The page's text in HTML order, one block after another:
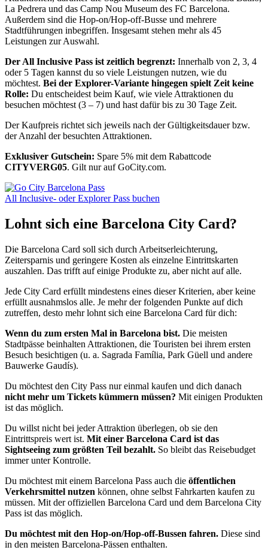
La Pedrera und das Camp Nou Museum des FC Barcelona.
Außerdem sind die Hop-on/Hop-off-Busse und mehrere
Stadtführungen inbegriffen. Insgesamt stehen mehr als 45
Leistungen zur Auswahl.
Der All Inclusive Pass ist zeitlich begrenzt: Innerhalb von 2, 3, 4
oder 5 Tagen kannst du so viele Leistungen nutzen, wie du
möchtest. Bei der Explorer-Variante hingegen spielt Zeit keine
Rolle: Du entscheidest beim Kauf, wie viele Attraktionen du
besuchen möchtest (3 – 7) und hast dafür bis zu 30 Tage Zeit.
Der Kaufpreis richtet sich jeweils nach der Gültigkeitsdauer bzw.
der Anzahl der besuchten Attraktionen.
Exklusiver Gutschein: Spare 5% mit dem Rabattcode
CITYVERG05. Gilt nur auf GoCity.com.
All Inclusive- oder Explorer Pass buchen
Lohnt sich eine Barcelona City Card?
Die Barcelona Card soll sich durch Arbeitserleichterung,
Zeitersparnis und geringere Kosten als einzelne Eintrittskarten
auszahlen. Das trifft auf einige Produkte zu, aber nicht auf alle.
Jede City Card erfüllt mindestens eines dieser Kriterien, aber keine
erfüllt ausnahmslos alle. Je mehr der folgenden Punkte auf dich
zutreffen, desto mehr lohnt sich eine Barcelona Card für dich:
Wenn du zum ersten Mal in Barcelona bist. Die meisten
Stadtpässe beinhalten Attraktionen, die Touristen bei ihrem ersten
Besuch besichtigen (u. a. Sagrada Família, Park Güell und andere
Bauwerke Gaudís).
Du möchtest den City Pass nur einmal kaufen und dich danach
nicht mehr um Tickets kümmern müssen? Mit einigen Produkten
ist das möglich.
Du willst nicht bei jeder Attraktion überlegen, ob sie den
Eintrittspreis wert ist. Mit einer Barcelona Card ist das
Sightseeing zum größten Teil bezahlt. So bleibt das Reisebudget
immer unter Kontrolle.
Du möchtest mit einem Barcelona Pass auch die öffentlichen
Verkehrsmittel nutzen können, ohne selbst Fahrkarten kaufen zu
müssen. Mit der offiziellen Barcelona Card und dem Barcelona City
Pass ist das möglich.
Du möchtest mit den Hop-on/Hop-off-Bussen fahren. Diese sind
in den meisten Barcelona-Pässen enthalten.